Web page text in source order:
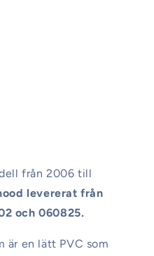
från 2006 till
levererat från
och 060825.
är en lätt PVC som